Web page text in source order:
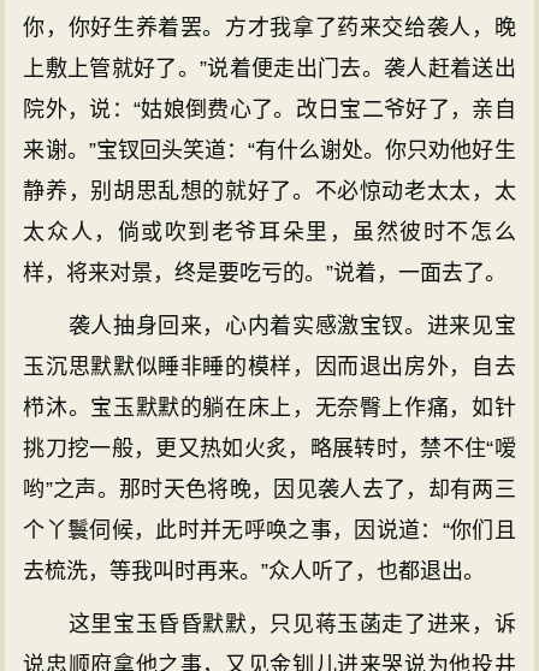
你，你好生养着罢。方才我拿了药来交给袭人，晚
上敷上管就好了。”说着便走出门去。袭人赶着送出
院外，说：“姑娘倒费心了。改日宝二爷好了，亲自
来谢。”宝钗回头笑道：“有什么谢处。你只劝他好生
静养，别胡思乱想的就好了。不必惊动老太太，太
太众人，倘或吹到老爷耳朵里，虽然彼时不怎么
样，将来对景，终是要吃亏的。”说着，一面去了。
袭人抽身回来，心内着实感激宝钗。进来见宝
玉沉思默默似睡非睡的模样，因而退出房外，自去
栉沐。宝玉默默的躺在床上，无奈臀上作痛，如针
挑刀挖一般，更又热如火炙，略展转时，禁不住“嗳
哟”之声。那时天色将晚，因见袭人去了，却有两三
个丫鬟伺候，此时并无呼唤之事，因说道：“你们且
去梳洗，等我叫时再来。”众人听了，也都退出。
这里宝玉昏昏默默，只见蒋玉菡走了进来，诉
说忠顺府拿他之事，又见金钏儿进来哭说为他投井